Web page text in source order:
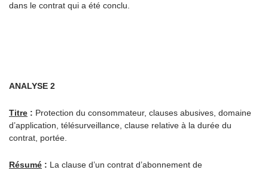
dans le contrat qui a été conclu.
ANALYSE 2
Titre : Protection du consommateur, clauses abusives, domaine
d’application, télésurveillance, clause relative à la durée du
contrat, portée.
Résumé : La clause d’un contrat d’abonnement de